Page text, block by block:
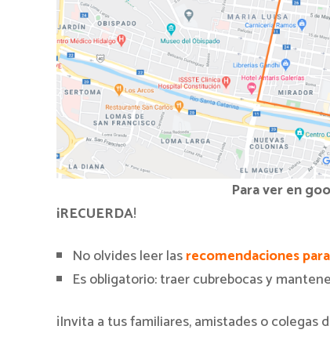
Para ver en
¡RECUERDA!
No olvides leer lasrecomendaciones
Es obligatorio: traer cubrebocas y
¡Invita a tus familiares, amistades o colegas